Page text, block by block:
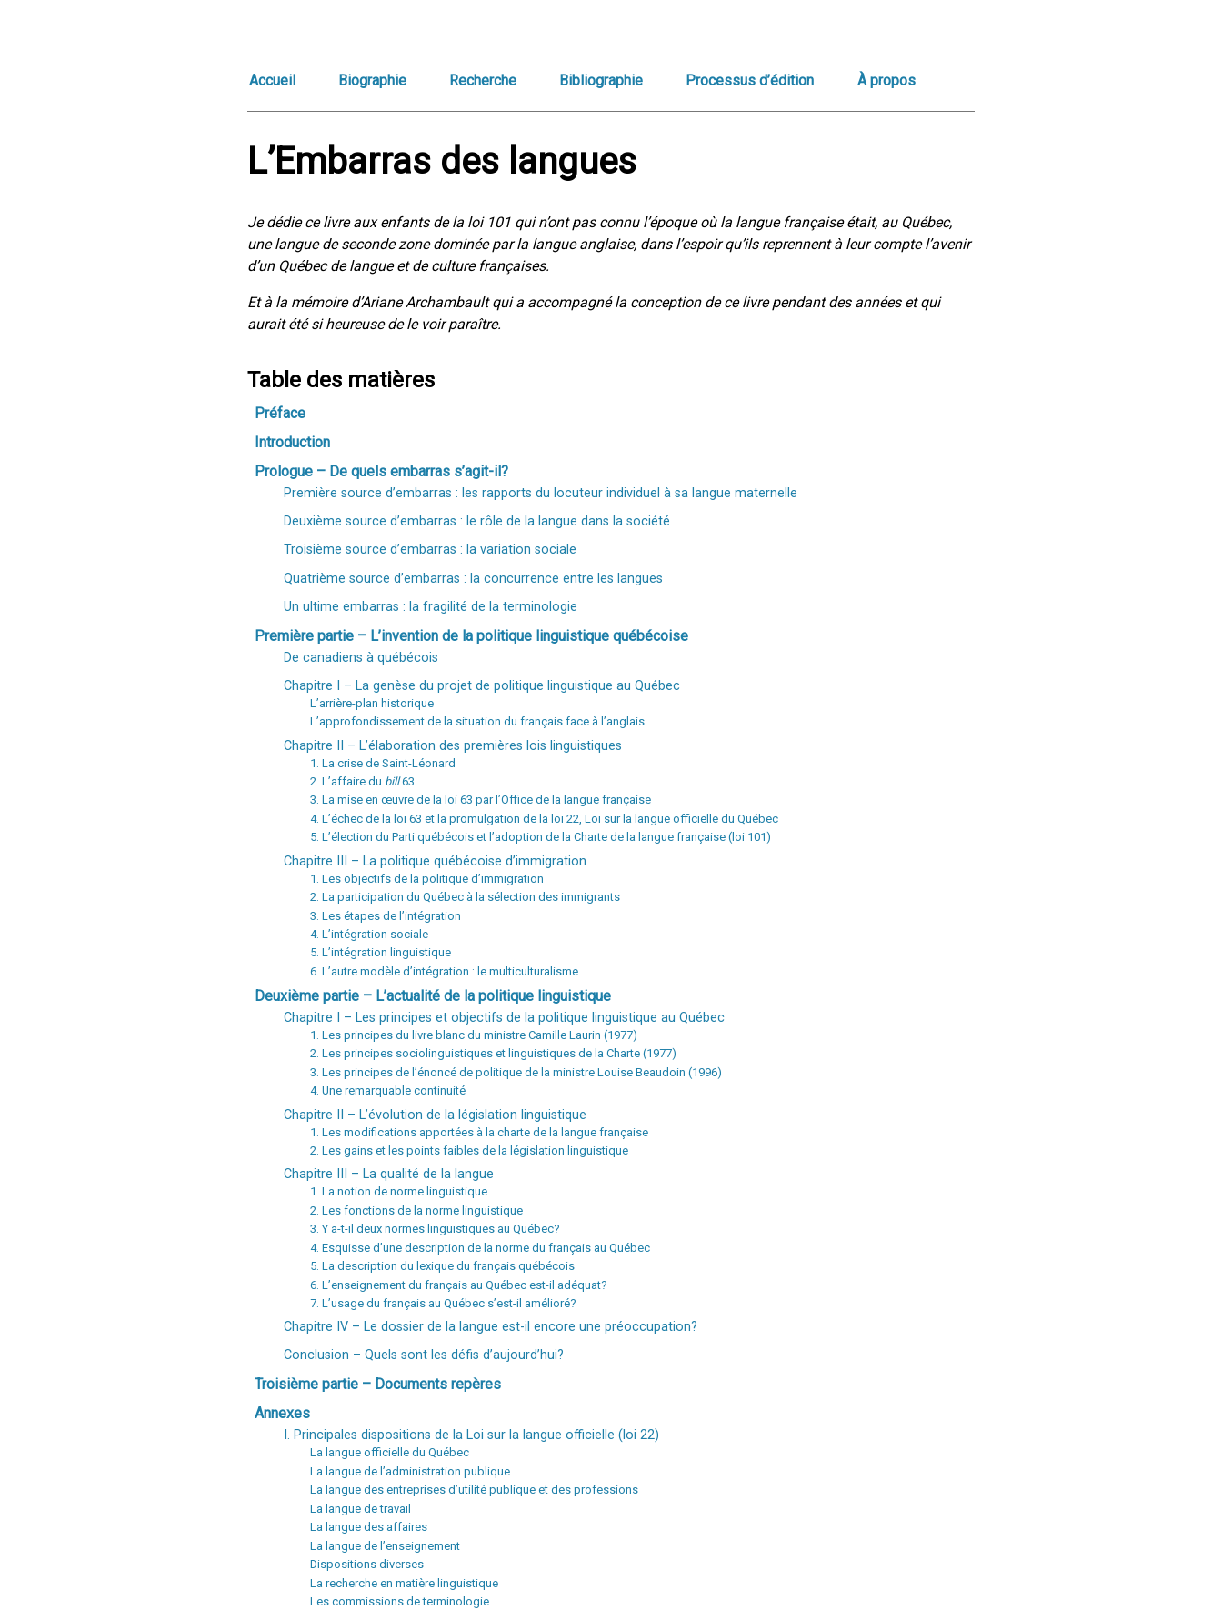
Accueil Biographie Recherche Bibliographie Processus d’édition À propos
L’Embarras des langues
Je dédie ce livre aux enfants de la loi 101 qui n’ont pas connu l’époque où la langue française était, au Québec,
une langue de seconde zone dominée par la langue anglaise, dans l’espoir qu’ils reprennent à leur compte l’avenir
d’un Québec de langue et de culture françaises.
Et à la mémoire d’Ariane Archambault qui a accompagné la conception de ce livre pendant des années et qui
aurait été si heureuse de le voir paraître.
Table des matières
Préface
Introduction
Prologue – De quels embarras s’agit-il?
Première source d’embarras : les rapports du locuteur individuel à sa langue maternelle
Deuxième source d’embarras : le rôle de la langue dans la société
Troisième source d’embarras : la variation sociale
Quatrième source d’embarras : la concurrence entre les langues
Un ultime embarras : la fragilité de la terminologie
Première partie – L’invention de la politique linguistique québécoise
De canadiens à québécois
Chapitre I – La genèse du projet de politique linguistique au Québec
L’arrière-plan historique
L’approfondissement de la situation du français face à l’anglais
Chapitre II – L’élaboration des premières lois linguistiques
1. La crise de Saint-Léonard
2. L’affaire du bill63
3. La mise en œuvre de la loi 63 par l’Office de la langue française
4. L’échec de la loi 63 et la promulgation de la loi 22, Loi sur la langue officielle du Québec
5. L’élection du Parti québécois et l’adoption de la Charte de la langue française (loi 101)
Chapitre III – La politique québécoise d’immigration
1. Les objectifs de la politique d’immigration
2. La participation du Québec à la sélection des immigrants
3. Les étapes de l’intégration
4. L’intégration sociale
5. L’intégration linguistique
6. L’autre modèle d’intégration : le multiculturalisme
Deuxième partie – L’actualité de la politique linguistique
Chapitre I – Les principes et objectifs de la politique linguistique au Québec
1. Les principes du livre blanc du ministre Camille Laurin (1977)
2. Les principes sociolinguistiques et linguistiques de la Charte (1977)
3. Les principes de l’énoncé de politique de la ministre Louise Beaudoin (1996)
4. Une remarquable continuité
Chapitre II – L’évolution de la législation linguistique
1. Les modifications apportées à la charte de la langue française
2. Les gains et les points faibles de la législation linguistique
Chapitre III – La qualité de la langue
1. La notion de norme linguistique
2. Les fonctions de la norme linguistique
3. Y a-t-il deux normes linguistiques au Québec?
4. Esquisse d’une description de la norme du français au Québec
5. La description du lexique du français québécois
6. L’enseignement du français au Québec est-il adéquat?
7. L’usage du français au Québec s’est-il amélioré?
Chapitre IV – Le dossier de la langue est-il encore une préoccupation?
Conclusion – Quels sont les défis d’aujourd’hui?
Troisième partie – Documents repères
Annexes
I. Principales dispositions de la Loi sur la langue officielle (loi 22)
La langue officielle du Québec
La langue de l’administration publique
La langue des entreprises d’utilité publique et des professions
La langue de travail
La langue des affaires
La langue de l’enseignement
Dispositions diverses
La recherche en matière linguistique
Les commissions de terminologie